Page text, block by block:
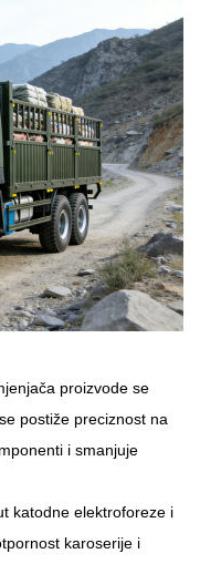
proizvode se
postiže preciznost na
i smanjuje
katodne elektroforeze i
karoserije i